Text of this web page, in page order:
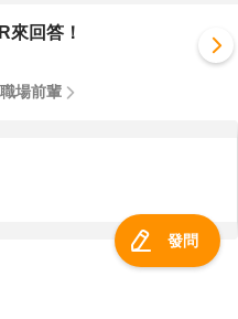
主管的溝通內容，以備不時
家公司的文化或制度讓你
定還是應該基於你自己的感
中找到平衡，也祝你工作順
來回答！
場前輩
發問